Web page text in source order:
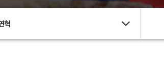
혁